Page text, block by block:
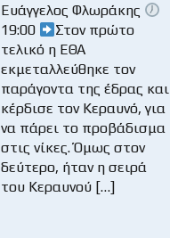
Ευάγγελος Φλωράκης
19:00
Στον πρώτο
τελικό η ΕΘΑ
εκμεταλλεύθηκε τον
παράγοντα της έδρας και
κέρδισε τον Κεραυνό, για
να πάρει το προβάδισμα
στις νίκες. Όμως στον
δεύτερο, ήταν η σειρά
του Κεραυνού […]